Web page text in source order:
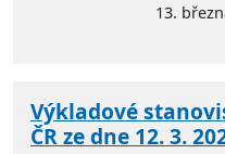
13.
Výkladové
ČR ze dne 12. 3.